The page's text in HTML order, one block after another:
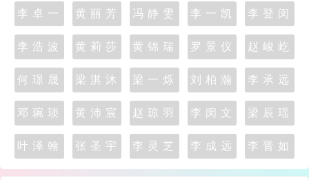
李卓一 黄丽芳 冯静雯 李一凯 李登闵
李浩波 黄莉莎 黄锦瑞 罗景仪 赵峻屹
何璟晟 梁淇沐 梁一烁 刘柏瀚 李承远
邓琬琰 黄沛宸 赵琼羽 李闵文 梁辰瑶
叶泽翰 张圣宇 李灵芝 李成远 李晋如